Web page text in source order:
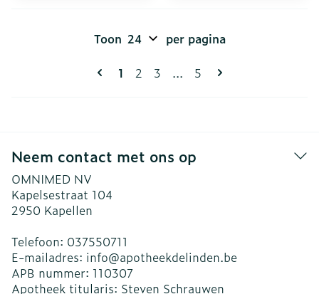
Pagina's
U lees momenteel pagina
1 Pagina
2 Pagina
3 ... Pagina
5
Toon per pagina
Neem contact met ons op
OMNIMED NV
Kapelsestraat 104
2950 Kapellen
Telefoon: 037550711
E-mailadres: info@apotheekdelinden.be
APB nummer: 110307
Apotheek titularis: Steven Schrauwen